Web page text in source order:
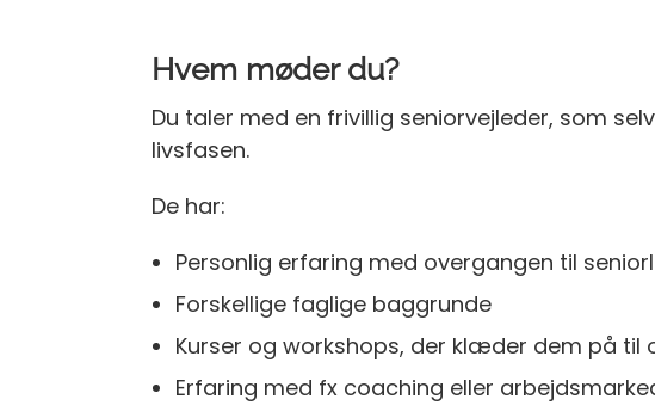
Hvem møder du?
Du taler med en frivillig seniorvejleder, som
livsfasen.
De har:
Personlig erfaring med overgangen til
Forskellige faglige baggrunde
Kurser og workshops, der klæder dem på til
Erfaring med fx coaching eller